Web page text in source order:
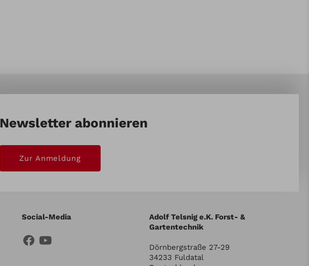
Newsletter abonnieren
Zur Anmeldung
Social-Media
Adolf Telsnig e.K. Forst- &
Gartentechnik
Dörnbergstraße 27-29
34233 Fuldatal